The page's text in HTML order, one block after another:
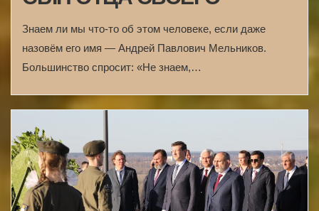
Знаем ли мы что-то об этом человеке, если даже
назовём его имя — Андрей Павлович Мельников.
Большинство спросит: «Не знаем,…